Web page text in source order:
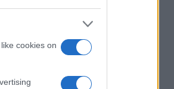
cookies on
I nostri cari